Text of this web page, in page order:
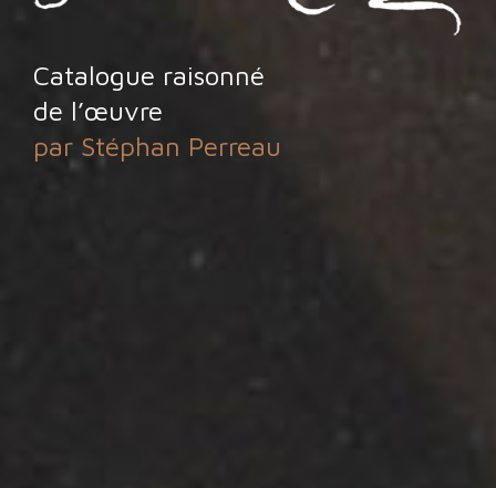
Catalogue raisonné
de l’œuvre
par Stéphan Perreau